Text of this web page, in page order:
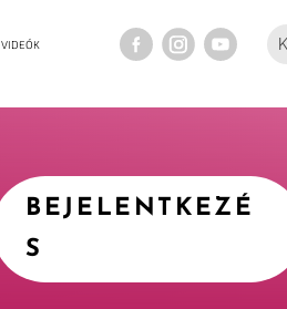
VIDEÓK
BEJELENTKEZÉ
S